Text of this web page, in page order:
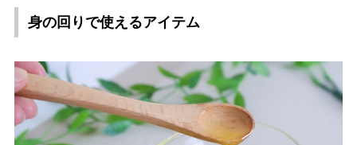
身の回りで使えるアイテム